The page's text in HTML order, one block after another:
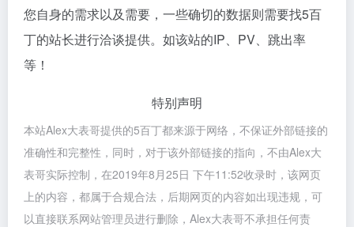
您自身的需求以及需要，一些确切的数据则需要找5百
丁的站长进行洽谈提供。如该站的IP、PV、跳出率
等！
特别声明
本站Alex大表哥提供的5百丁都来源于网络，不保证外部链接的
准确性和完整性，同时，对于该外部链接的指向，不由Alex大
表哥实际控制，在2019年8月25日 下午11:52收录时，该网页
上的内容，都属于合规合法，后期网页的内容如出现违规，可
以直接联系网站管理员进行删除，Alex大表哥不承担任何责